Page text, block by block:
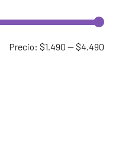
Precio: $1.490 —$4.490